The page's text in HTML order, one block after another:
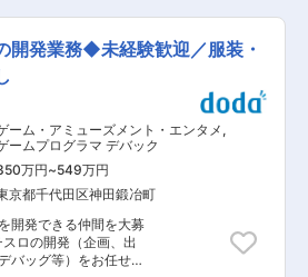
確認し、正しく動作す
ても大丈夫です。最初
ど、基本的な作業から
ゲームが好きで、新し
いう意欲があれば、経
、アクションゲームや
幅広いジャンルのゲー
社です。当社の品質管
最高の体験を届ける」
開発の最終品質を担う
す。 変更の範囲：会社の定める業務
リプト実装、それに必
と企画提案を行い、高
現していただきます。
レクター、シナリオリ
クリプターを牽引しな
ティ基準の根幹を築く
いただきたいと考えて
におけるスクリプト
設定する上での
）設定 ・スクリプト
ットの管理や発注業務
ランナー、デザイナ
り合わせ ・演出意図の
とし込み ・実装上の課
開発業務◆未経験歓迎／服装・
ーム・アミューズメント・エンタメ ,
ームプログラマ デバック
万円~549万円
京都千代田区神田鍛冶町
開発できる仲間を大募
バッグ等）をお任せい